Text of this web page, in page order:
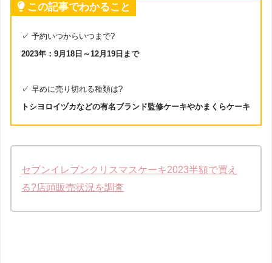
この記事でわかること
✓ 予約いつからいつまで?
2023年：9月18日～12月19日まで
✓ 早めに売り切れる種類は?
トシヨロイヅカなどの有名ブランド監修ケーキやかまくらケーキ
セブンイレブンクリスマスケーキ2023半額で買え
る?店頭販売状況を調査